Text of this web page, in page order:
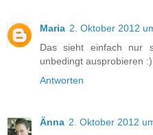
Maria 2. Oktober 2012
Das sieht einfach nur
unbedingt ausprobieren :)
Antworten
Änna 2. Oktober 2012